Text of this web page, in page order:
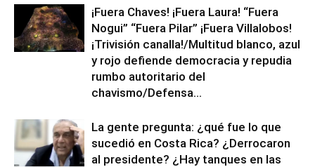
¡Fuera Chaves! ¡Fuera Laura! “Fuera
Nogui” “Fuera Pilar” ¡Fuera Villalobos!
¡Trivisión canalla!/Multitud blanco, azul
y rojo defiende democracia y repudia
rumbo autoritario del
chavismo/Defensa...
La gente pregunta: ¿qué fue lo que
sucedió en Costa Rica? ¿Derrocaron
al presidente? ¿Hay tanques en las